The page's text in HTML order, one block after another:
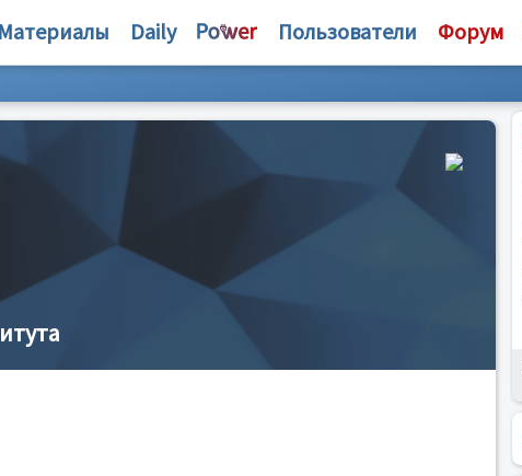
Материалы Daily Пользователи Форум